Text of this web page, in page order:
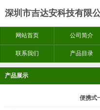
深圳市吉达安科技有限
网站首页 公司简介
联系我们 产品目录
产品展示
便携式